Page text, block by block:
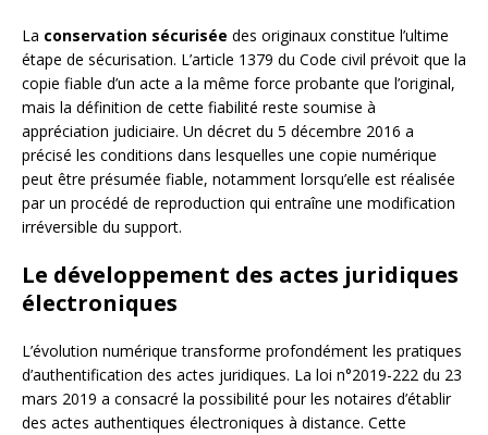
La conservation sécurisée des originaux constitue l’ultime
étape de sécurisation. L’article 1379 du Code civil prévoit que la
copie fiable d’un acte a la même force probante que l’original,
mais la définition de cette fiabilité reste soumise à
appréciation judiciaire. Un décret du 5 décembre 2016 a
précisé les conditions dans lesquelles une copie numérique
peut être présumée fiable, notamment lorsqu’elle est réalisée
par un procédé de reproduction qui entraîne une modification
irréversible du support.
Le développement des actes juridiques
électroniques
L’évolution numérique transforme profondément les pratiques
d’authentification des actes juridiques. La loi n°2019-222 du 23
mars 2019 a consacré la possibilité pour les notaires d’établir
des actes authentiques électroniques à distance. Cette